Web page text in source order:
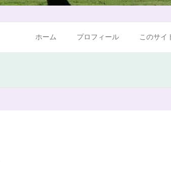
ホーム プロフィール このサイ